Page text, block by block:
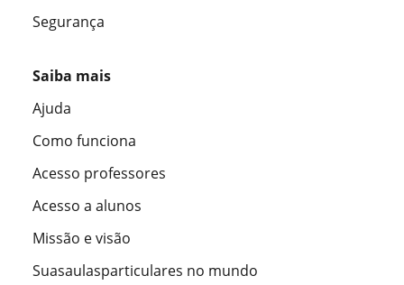
Segurança
Saiba mais
Ajuda
Como funciona
Acesso professores
Acesso a alunos
Missão e visão
Suasaulasparticulares no mundo